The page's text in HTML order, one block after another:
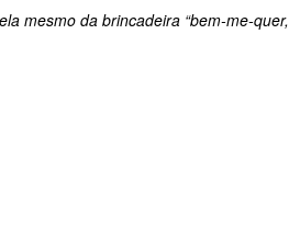
mesmo da brincadeira “bem-me-quer,